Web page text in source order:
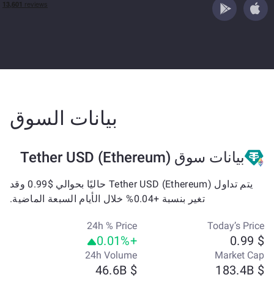
بيانات السوق
بيانات سوق Tether USD (Ethereum)
يتم تداول Tether USD (Ethereum) حاليًا بحوالي $0.99 وقد
تغير بنسبة +0.04% خلال الأيام السبعة الماضية.
Today’s Price
$ 0.99
24h % Price
+0.01%
Market Cap
$ 183.4B
24h Volume
$ 46.6B